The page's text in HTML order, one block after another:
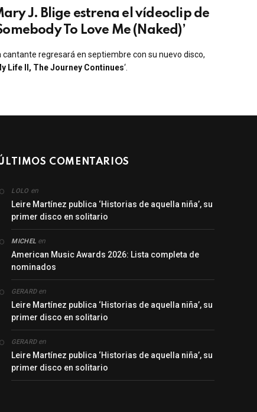
J. Blige estrena el vídeoclip de
To Love Me (Naked)’
cantante regresará en septiembre con su nuevo disco,
Life II, The Journey Continues‘.
COMENTARIOS
LOLO en
Leire Martínez publica ‘Historias de aquella niña’, su
primer disco en solitario
MICHEL en
American Music Awards 2026: Lista completa de
nominados
GERARDen
Leire Martínez publica ‘Historias de aquella niña’, su
primer disco en solitario
GERARDen
Leire Martínez publica ‘Historias de aquella niña’, su
primer disco en solitario